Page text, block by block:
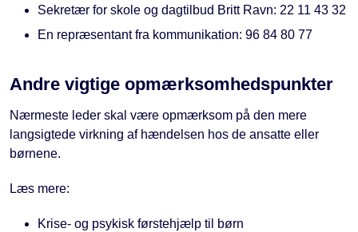
Sekretær for skole og dagtilbud Britt Ravn: 22 11 43 32
En repræsentant fra kommunikation: 96 84 80 77
Andre vigtige opmærksomhedspunkter
Nærmeste leder skal være opmærksom på den mere
langsigtede virkning af hændelsen hos de ansatte eller
børnene.
Læs mere:
Krise- og psykisk førstehjælp til børn